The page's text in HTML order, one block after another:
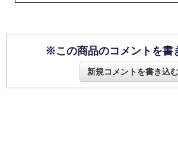
※この商品のコメントを書
新規コメントを書き込む